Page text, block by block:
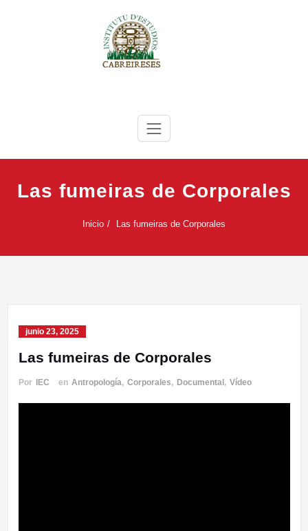
Instituto de Estudios Cabreireses
Las fumeiras de Corporales
Inicio Las fumeiras de Corporales
junio 23, 2025
Las fumeiras de Corporales
Por IEC en Antropología, Corporales, Documental, Vídeo